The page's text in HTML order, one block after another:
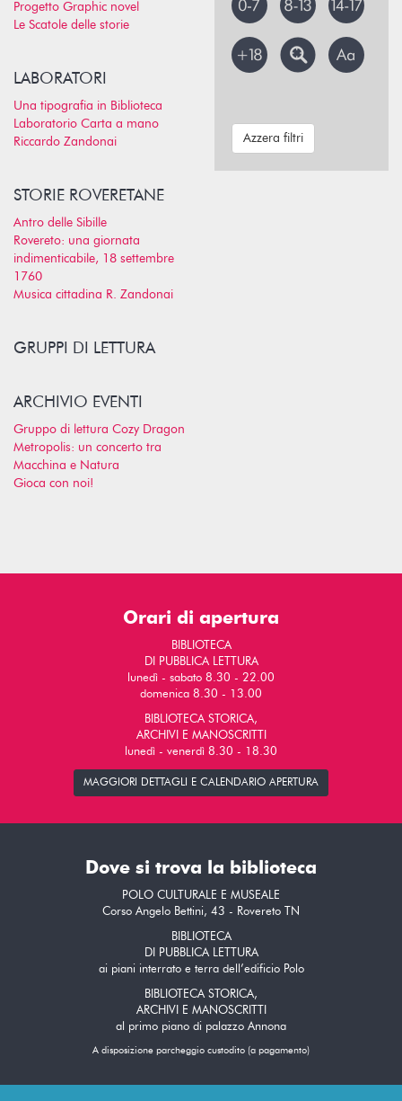
Progetto Graphic novel
Le Scatole delle storie
LABORATORI
Una tipografia in Biblioteca
Laboratorio Carta a mano
Riccardo Zandonai
STORIE ROVERETANE
Antro delle Sibille
Rovereto: una giornata
indimenticabile, 18 settembre
1760
Musica cittadina R. Zandonai
GRUPPI DI LETTURA
ARCHIVIO EVENTI
Gruppo di lettura Cozy Dragon
Metropolis: un concerto tra
Macchina e Natura
Gioca con noi!
Azzera filtri
Orari di apertura
BIBLIOTECA
DI PUBBLICA LETTURA
lunedì - sabato 8.30 - 22.00
domenica 8.30 - 13.00
BIBLIOTECA STORICA,
ARCHIVI E MANOSCRITTI
lunedì - venerdì 8.30 - 18.30
MAGGIORI DETTAGLI E CALENDARIO APERTURA
Dove si trova la biblioteca
POLO CULTURALE E MUSEALE
Corso Angelo Bettini, 43 - Rovereto TN
BIBLIOTECA
DI PUBBLICA LETTURA
ai piani interrato e terra dell’edificio Polo
BIBLIOTECA STORICA,
ARCHIVI E MANOSCRITTI
al primo piano di palazzo Annona
A disposizione parcheggio custodito (a pagamento)